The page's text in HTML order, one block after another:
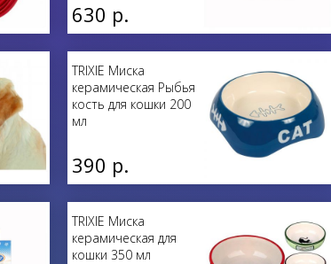
630 р.
TRIXIE Миска
керамическая Рыбья
кость для кошки 200
мл
390 р.
TRIXIE Миска
керамическая для
кошки 350 мл